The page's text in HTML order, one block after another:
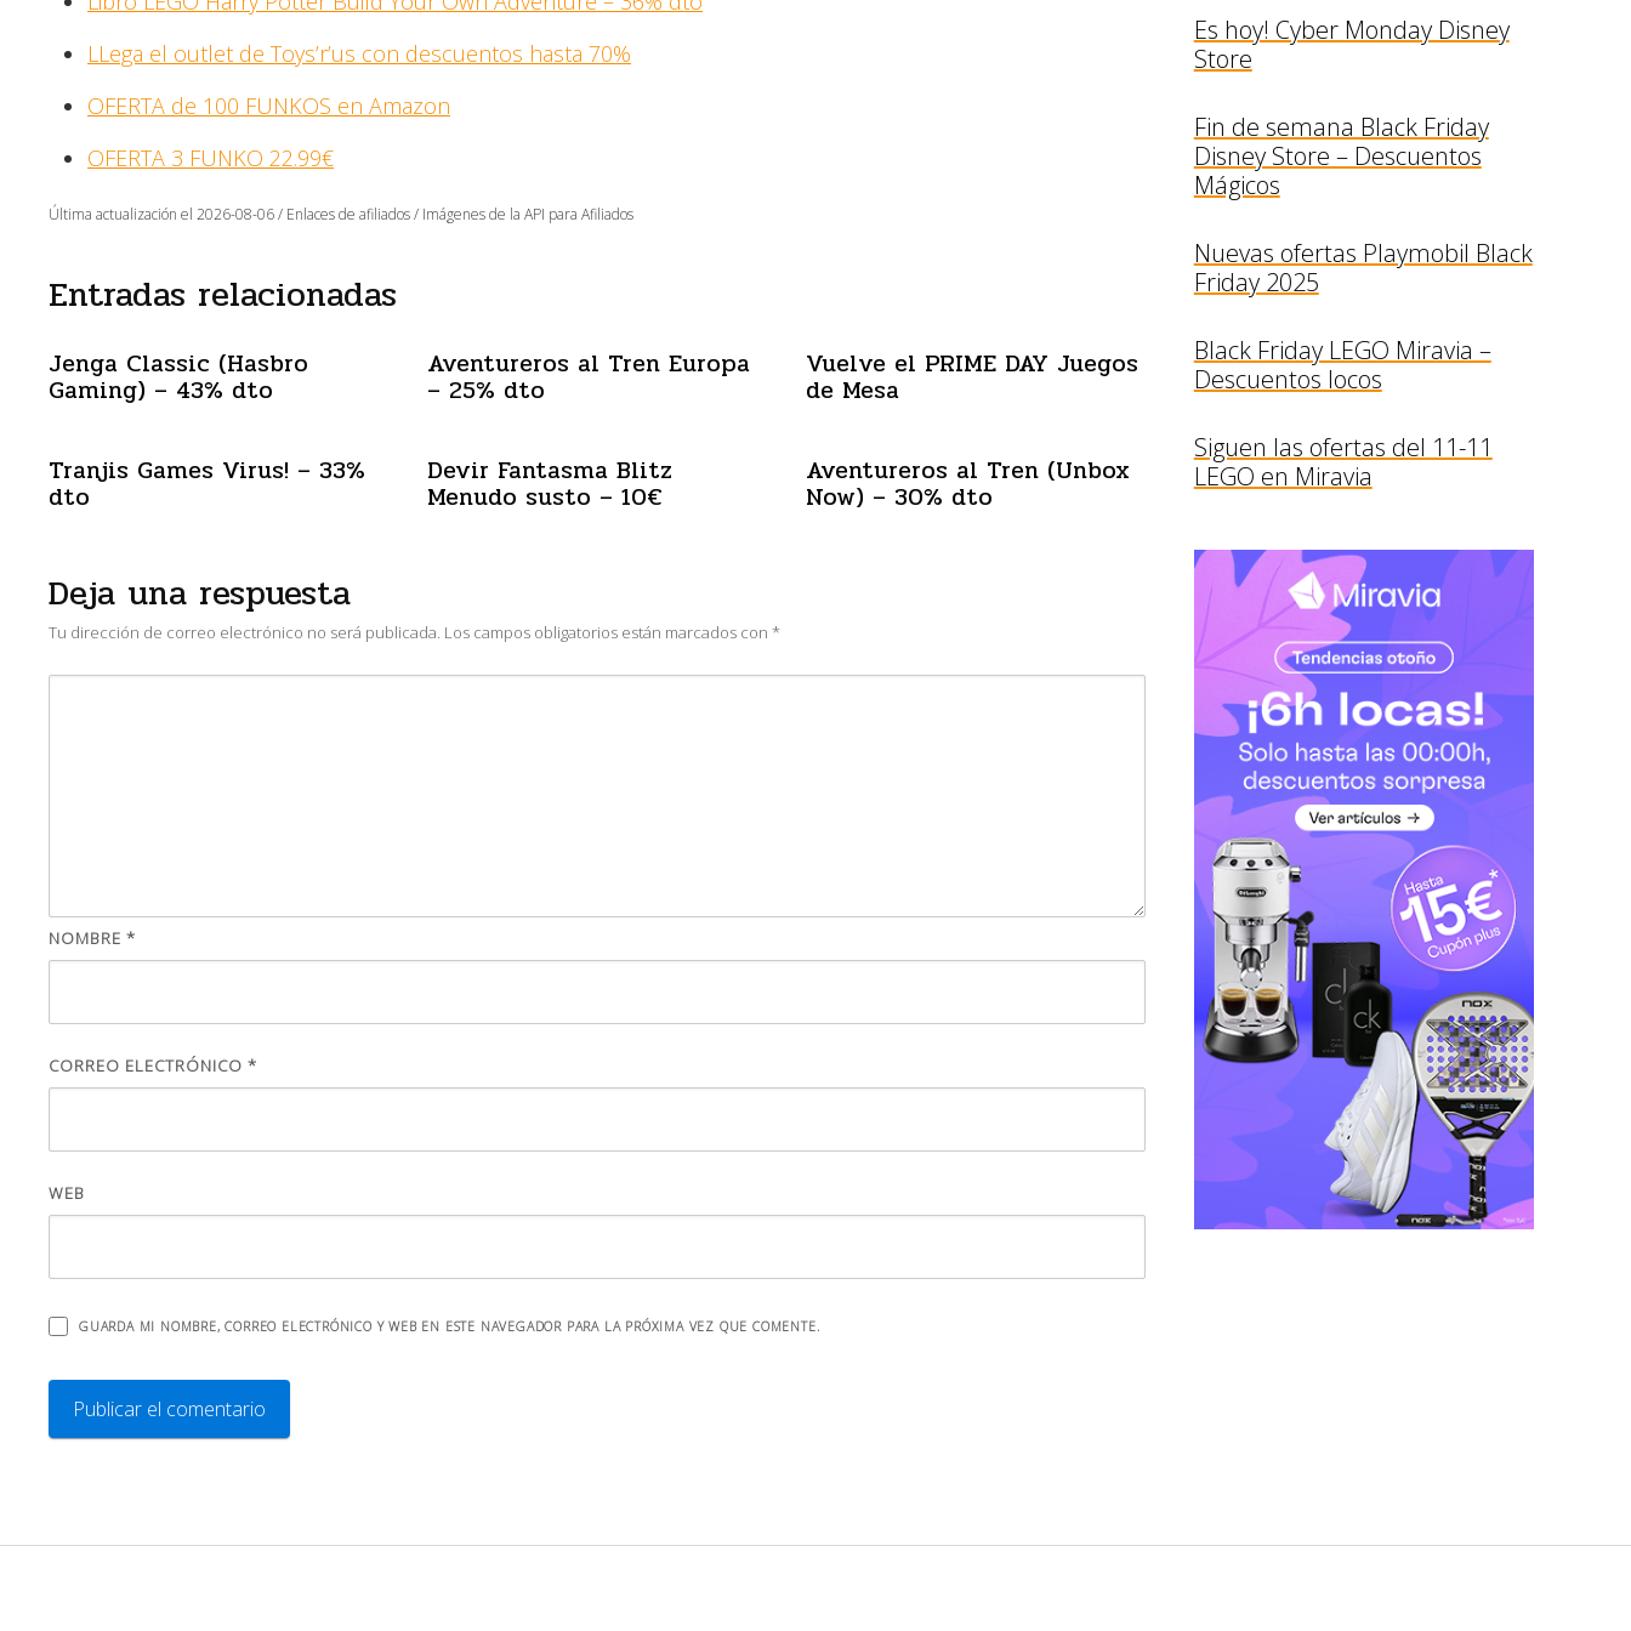
LLega el outlet de Toys’r’us con descuentos hasta 70%
OFERTA de 100 FUNKOS en Amazon
OFERTA 3 FUNKO 22.99€
Última actualización el 2026-08-06 / Enlaces de afiliados / Imágenes de la API para Afiliados
Entradas relacionadas
Jenga Classic (Hasbro
Gaming) – 43% dto
Aventureros al Tren Europa
– 25% dto
Vuelve el PRIME DAY Juegos
de Mesa
Tranjis Games Virus! – 33%
dto
Devir Fantasma Blitz
Menudo susto – 10€
Aventureros al Tren (Unbox
Now) – 30% dto
Deja una respuesta
Tu dirección de correo electrónico no será publicada. Los campos obligatorios están marcados con *
NOMBRE *
CORREO ELECTRÓNICO *
WEB
GUARDA MI NOMBRE, CORREO ELECTRÓNICO Y WEB EN ESTE NAVEGADOR PARA LA PRÓXIMA VEZ QUE COMENTE.
Es hoy! Cyber Monday Disney
Store
Fin de semana Black Friday
Disney Store – Descuentos
Mágicos
Nuevas ofertas Playmobil Black
Friday 2025
Black Friday LEGO Miravia –
Descuentos locos
Siguen las ofertas del 11-11
LEGO en Miravia